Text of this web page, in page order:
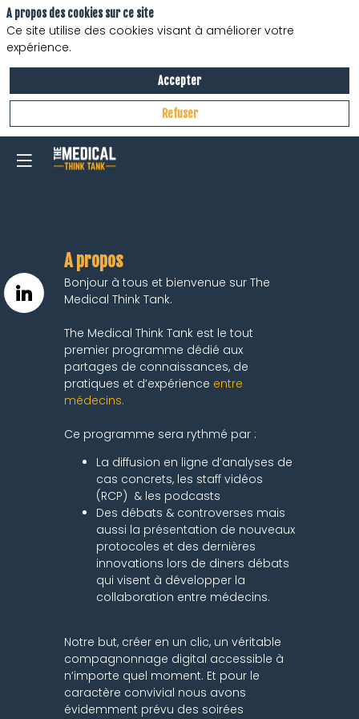
A propos
Bonjour à tous et bienvenue sur The
Medical Think Tank.
The Medical Think Tank est le tout
premier programme dédié aux
partages de connaissances, de
pratiques et d’expérience entre
médecins.
Ce programme sera rythmé par :
La diffusion en ligne d’analyses de
cas concrets, les staff vidéos
(RCP) & les podcasts
Des débats & controverses mais
aussi la présentation de nouveaux
protocoles et des dernières
innovations lors de diners débats
qui visent à développer la
collaboration entre médecins.
Notre but, créer en un clic, un véritable
compagnonnage digital accessible à
n’importe quel moment. Et pour le
caractère convivial nous avons
évidemment prévu des soirées
A propos des cookies sur ce site
Ce site utilise des cookies visant à améliorer votre
expérience.
Accepter
Refuser